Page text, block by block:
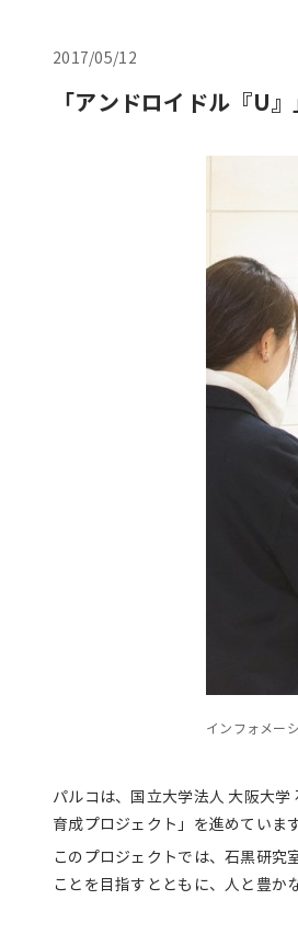
2017/05/12
「アンドロイドル『U
インフォメー
パルコは、国立大学法人 大阪大
育成プロジェクト」を進めています
このプロジェクトでは、石黒研究
ことを目指すとともに、人と豊か